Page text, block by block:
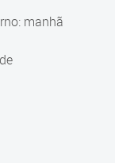
manhã